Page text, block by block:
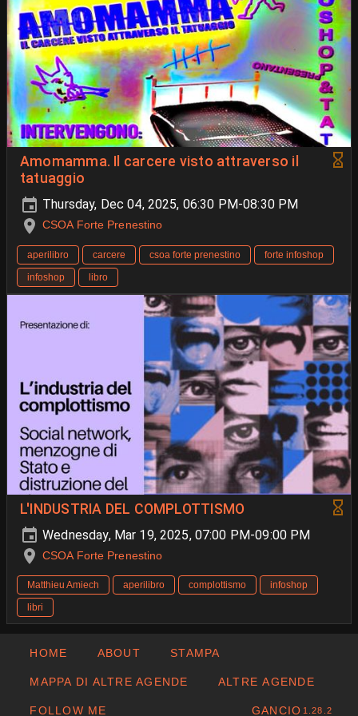
Amomamma. Il carcere visto attraverso il
tatuaggio
Thursday, Dec 04, 2025, 06:30 PM-08:30 PM
CSOA Forte Prenestino
aperilibro carcere csoa forte prenestino
forte infoshop
infoshop
libro
L'INDUSTRIA DEL COMPLOTTISMO
Wednesday, Mar 19, 2025, 07:00 PM-09:00 PM
CSOA Forte Prenestino
Matthieu Amiech aperilibro complottismo
infoshop
libri
HOME ABOUT STAMPA
MAPPA DI ALTRE AGENDE ALTRE AGENDE
FOLLOW ME GANCIO 1.28.2